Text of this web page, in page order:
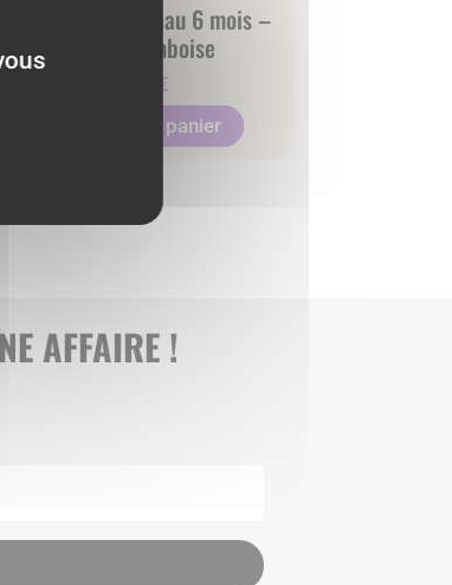
Body Petit Bateau 6 mois –
Rose framboise
€
Ajouter au panier
AFFAIRE !